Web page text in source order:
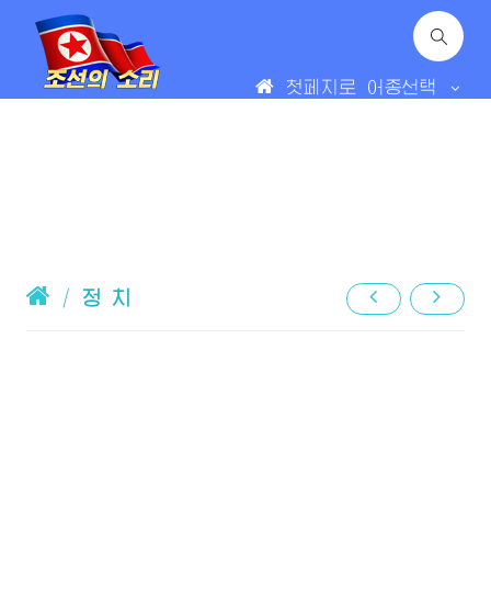
첫페지로 어종선택
/ 정 치